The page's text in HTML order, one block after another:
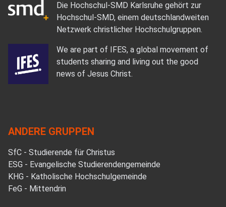
Die Hochschul-SMD Karlsruhe gehört zur
Hochschul-SMD, einem deutschlandweiten
Netzwerk christlicher Hochschulgruppen.
We are part of IFES, a global movement of
students sharing and living out the good
news of Jesus Christ.
ANDERE GRUPPEN
SfC - Studierende für Christus
ESG - Evangelische Studierendengemeinde
KHG - Katholische Hochschulgemeinde
FeG - Mittendrin